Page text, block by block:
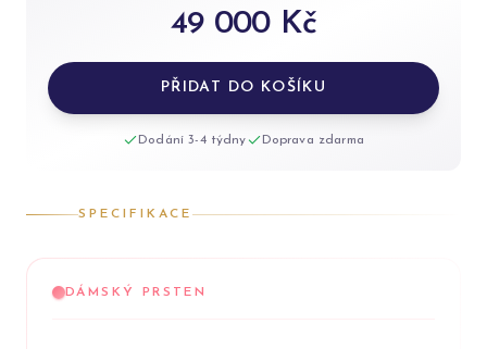
49 000 Kč
PŘIDAT DO KOŠÍKU
Dodání 3-4 týdny Doprava zdarma
SPECIFIKACE
DÁMSKÝ PRSTEN